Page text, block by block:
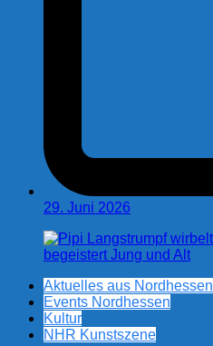
29. Juni 2026
Aktuelles aus Nordhessen
Events Nordhessen
Kultur
NHR Kunstszene